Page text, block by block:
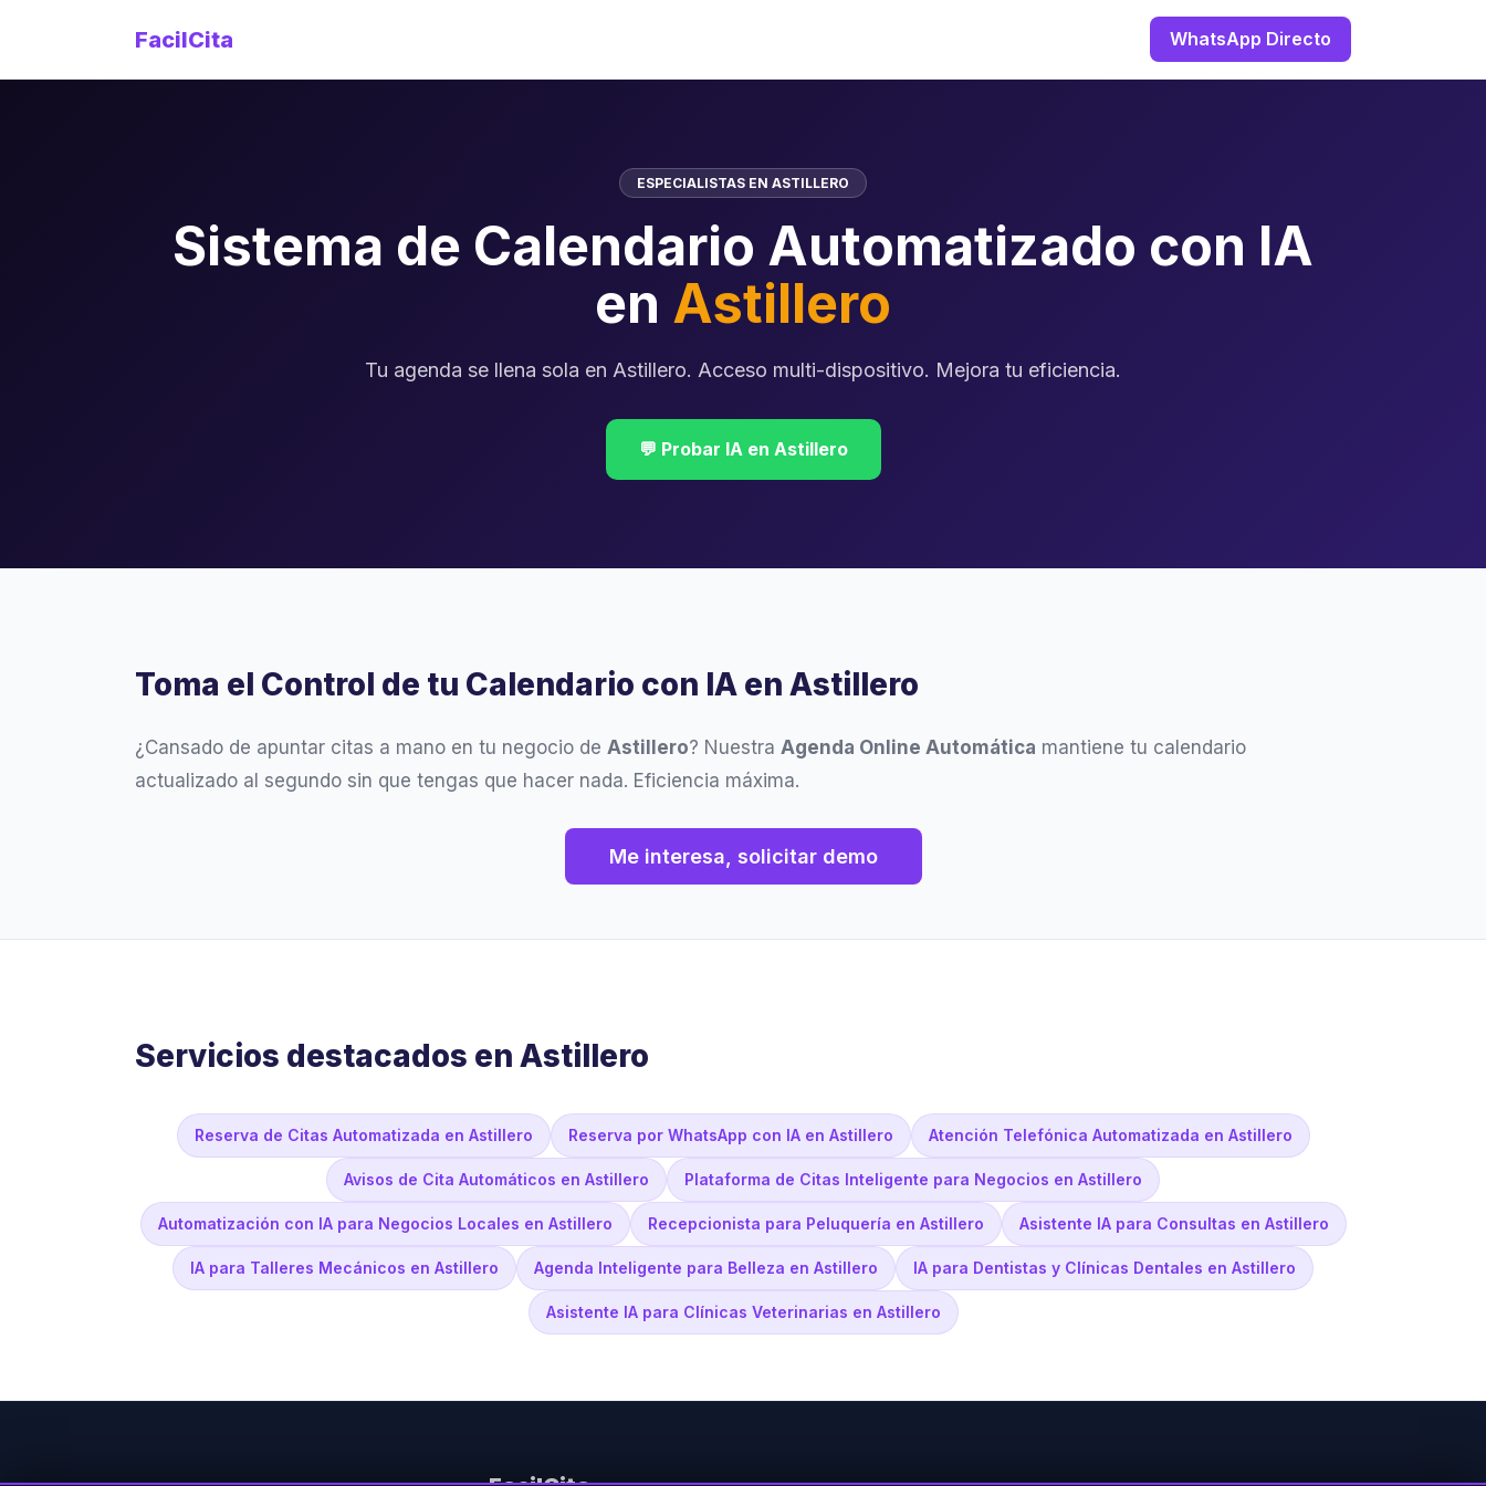
FacilCita WhatsApp Directo
ESPECIALISTAS EN ASTILLERO
Sistema de Calendario Automatizado con IA
en Astillero
Tu agenda se llena sola en Astillero. Acceso multi-dispositivo. Mejora tu eficiencia.
💬 Probar IA en Astillero
Toma el Control de tu Calendario con IA en Astillero
¿Cansado de apuntar citas a mano en tu negocio de Astillero? Nuestra Agenda Online Automática mantiene tu calendario
actualizado al segundo sin que tengas que hacer nada. Eficiencia máxima.
Me interesa, solicitar demo
Servicios destacados en Astillero
Reserva de Citas Automatizada en Astillero Reserva por WhatsApp con IA en Astillero Atención Telefónica Automatizada en Astillero
Avisos de Cita Automáticos en Astillero Plataforma de Citas Inteligente para Negocios en Astillero
Automatización con IA para Negocios Locales en Astillero Recepcionista para Peluquería en Astillero Asistente IA para Consultas en Astillero
IA para Talleres Mecánicos en Astillero Agenda Inteligente para Belleza en Astillero IA para Dentistas y Clínicas Dentales en Astillero
Asistente IA para Clínicas Veterinarias en Astillero